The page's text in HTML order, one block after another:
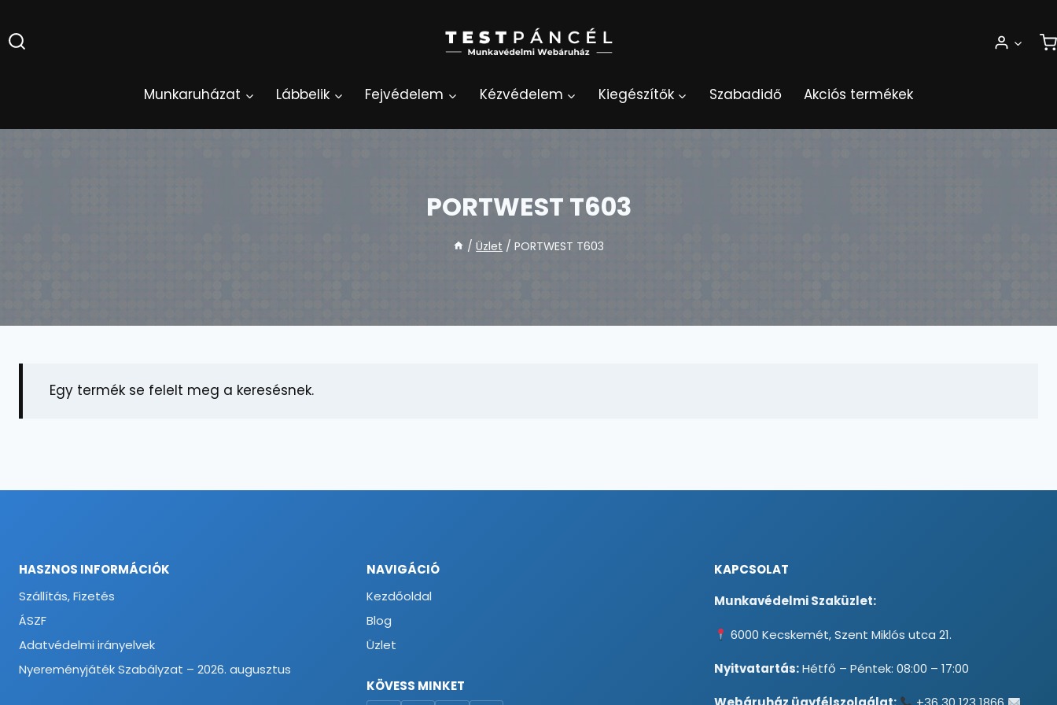
to
content
Munkaruházat Lábbelik Fejvédelem Kézvédelem Kiegészítők Szabadidő Akciós termékek
PORTWEST T603
/ Üzlet / PORTWEST T603
Egy termék se felelt meg a keresésnek.
HASZNOS INFORMÁCIÓK
Szállítás, Fizetés
ÁSZF
Adatvédelmi irányelvek
Nyereményjáték Szabályzat – 2026. augusztus
NAVIGÁCIÓ
Kezdőoldal
Blog
Üzlet
KÖVESS MINKET
KAPCSOLAT
Munkavédelmi Szaküzlet:
6000 Kecskemét, Szent Miklós utca 21.
Nyitvatartás:Hétfő – Péntek: 08:00 – 17:00